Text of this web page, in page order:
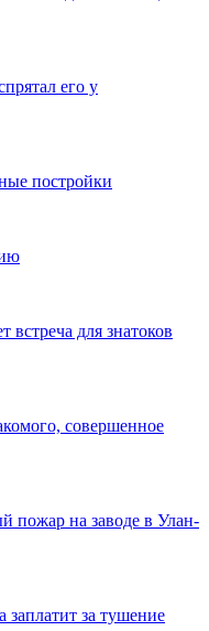
его у
постройки
для знатоков
совершенное
пожар на заводе в Улан-
за тушение